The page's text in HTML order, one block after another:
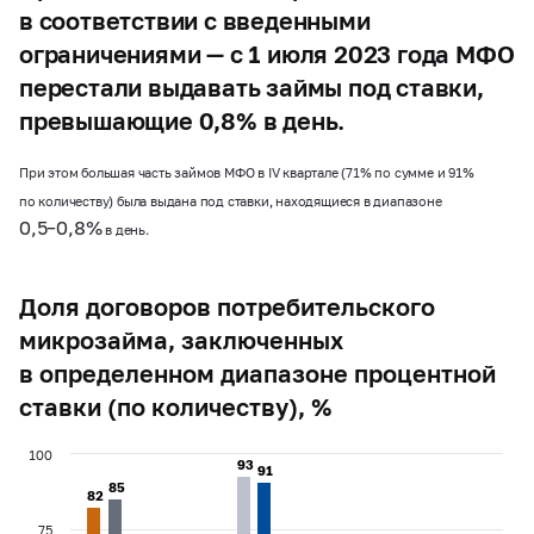
в соответствии с введенными
ограничениями — с 1 июля 2023 года МФО
перестали выдавать займы под ставки,
превышающие 0,8% в день.
При этом большая часть займов МФО в IV квартале (71% по сумме и 91%
по количеству) была выдана под ставки, находящиеся в диапазоне
0,5–0,8%в день.
Доля договоров потребительского
микрозайма, заключенных
в определенном диапазоне процентной
ставки (по количеству), %
82
82
85
85
93
93 91
91
75
100